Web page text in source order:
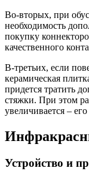
Во-вторых, при
необходимость
покупку
качественного
В-третьих, если
керамическая
придется тратить
стяжки. При этом
увеличивается –
Устройство и